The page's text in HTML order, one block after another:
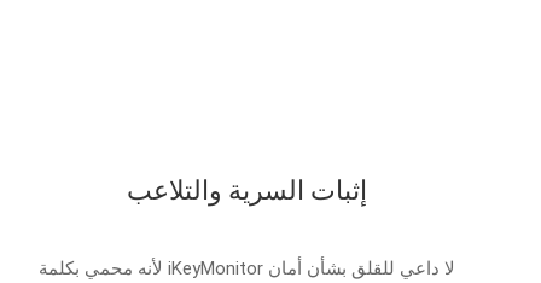
إثبات السرية والتلاعب
لا داعي للقلق بشأن أمان iKeyMonitor لأنه محمي بكلمة